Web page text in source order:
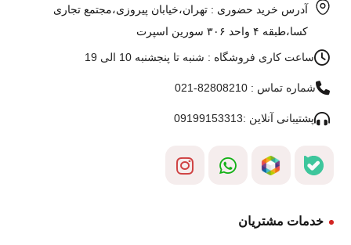
آدرس خرید حضوری : تهران،خیابان پیروزی،مجتمع تجاری
کسا،طبقه ۴ واحد ۳۰۶ سورین اسپرت
ساعت کاری فروشگاه : شنبه تا پنجشنبه 10 الی 19
شماره تماس : 82808210-021
پشتیبانی آنلاین :09199153313
خدمات مشتریان